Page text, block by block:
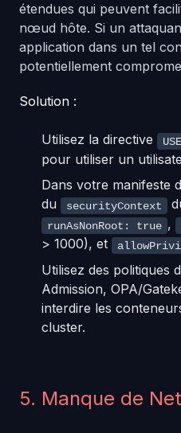
étendues qui peuvent
nœud hôte. Si un
application dans un tel
potentiellement
Solution :
Utilisez la directive
pour utiliser un
Dans votre manifeste
du
securityContext
runAsNonRoot: true ,
> 1000), et
Utilisez des politiques
Admission, OPA/
interdire les
cluster.
5. Manque de